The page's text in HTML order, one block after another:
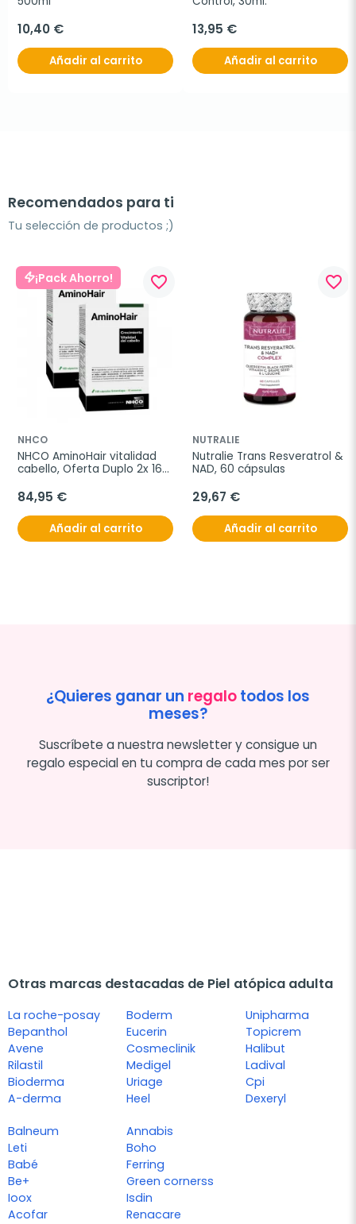
10,40 €
Añadir al carrito
13,95 €
Añadir al carrito
Recomendados para ti
Tu selección de productos ;)
¡Pack Ahorro! favorite_border
NHCO
NHCO AminoHair vitalidad
cabello, Oferta Duplo 2x 168
84,95 €
Añadir al carrito
favorite_border
NUTRALIE
Nutralie Trans Resveratrol &
NAD, 60 cápsulas
29,67 €
Añadir al carrito
¿Quieres ganar un regalotodos los
meses?
Suscríbete a nuestra newsletter y consigue un
regalo especial en tu compra de cada mes por ser
suscriptor!
Otras marcas destacadas de Piel atópica adulta
La roche-posay
Bepanthol
Avene
Rilastil
Bioderma
A-derma
Boderm
Eucerin
Cosmeclinik
Medigel
Uriage
Heel
Unipharma
Topicrem
Halibut
Ladival
Cpi
Dexeryl
Balneum
Leti
Babé
Be+
Ioox
Acofar
Annabis
Boho
Ferring
Green cornerss
Isdin
Renacare